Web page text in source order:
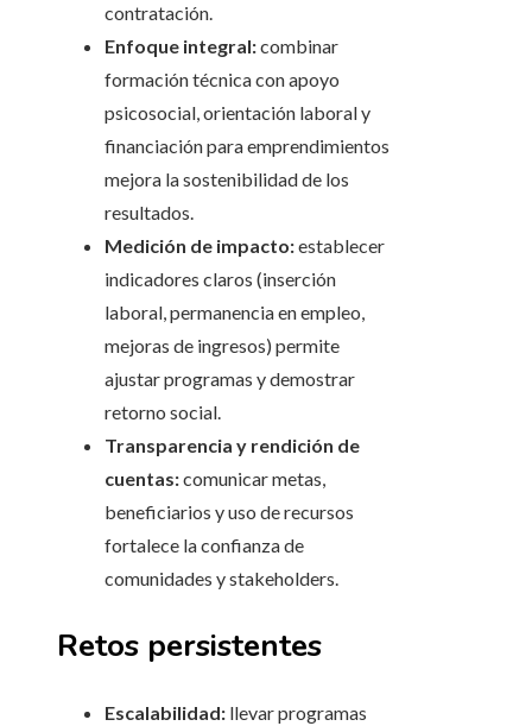
contratación.
Enfoque integral:combinar
formación técnica con apoyo
psicosocial, orientación laboral y
financiación para emprendimientos
mejora la sostenibilidad de los
resultados.
Medición de impacto:establecer
indicadores claros (inserción
laboral, permanencia en empleo,
mejoras de ingresos) permite
ajustar programas y demostrar
retorno social.
Transparencia y rendición de
cuentas:comunicar metas,
beneficiarios y uso de recursos
fortalece la confianza de
comunidades y stakeholders.
Retos persistentes
Escalabilidad: llevar programas